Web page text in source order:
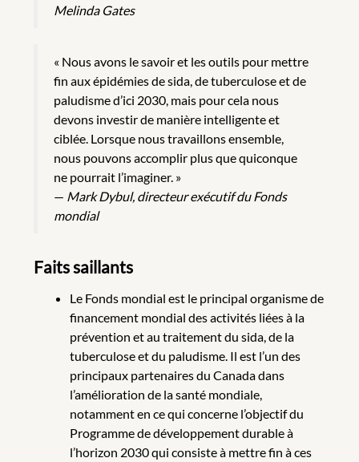
Melinda Gates
« Nous avons le savoir et les outils pour mettre
fin aux épidémies de sida, de tuberculose et de
paludisme d’ici 2030, mais pour cela nous
devons investir de manière intelligente et
ciblée. Lorsque nous travaillons ensemble,
nous pouvons accomplir plus que quiconque
ne pourrait l’imaginer. »
— Mark Dybul, directeur exécutif du Fonds
mondial
Faits saillants
Le Fonds mondial est le principal organisme de
financement mondial des activités liées à la
prévention et au traitement du sida, de la
tuberculose et du paludisme. Il est l’un des
principaux partenaires du Canada dans
l’amélioration de la santé mondiale,
notamment en ce qui concerne l’objectif du
Programme de développement durable à
l’horizon 2030 qui consiste à mettre fin à ces